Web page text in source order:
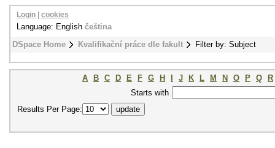
DSpace Home Kvalifikační práce dle fakult Filter by: Subject
Login cookies
Language: English čeština
A B C D E F G H J K L M N O P Q
R
Starts with
Results Per Page: